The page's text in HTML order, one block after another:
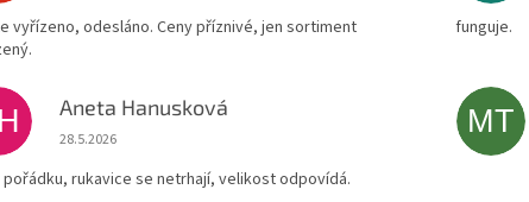
vyřízeno, odesláno. Ceny příznivé, jen sortiment
funguje.
Aneta Hanusková
Hodnocení obchodu je 5 z 5 hvězdiček.
28.5.2026
pořádku, rukavice se netrhají, velikost odpovídá.
MT